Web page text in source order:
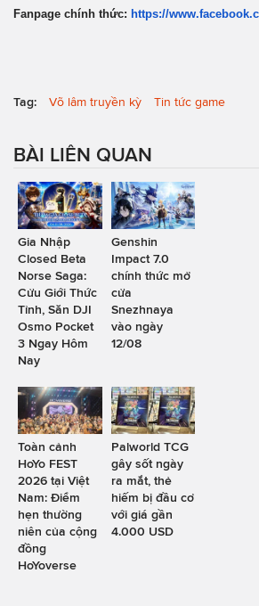
Fanpage chính thức: https://
Tag: Võ lâm truyền kỳ Tin tức game
BÀI LIÊN QUAN
Gia Nhập
Closed Beta
Norse Saga:
Cửu Giới Thức
Tỉnh, Săn DJI
Osmo Pocket
3 Ngay Hôm
Nay
Genshin
Impact 7.0
chính thức mở
cửa
Snezhnaya
vào ngày
12/08
Toàn cảnh
HoYo FEST
2026 tại Việt
Nam: Điểm
hẹn thường
niên của cộng
đồng
HoYoverse
Palworld TCG
gây sốt ngày
ra mắt, thẻ
hiếm bị đầu cơ
với giá gần
4.000 USD